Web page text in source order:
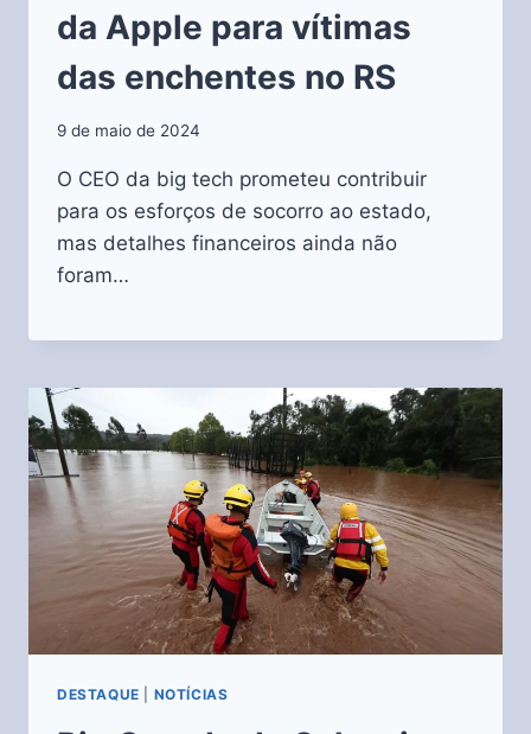
da Apple para vítimas
das enchentes no RS
9 de maio de 2024
O CEO da big tech prometeu contribuir
para os esforços de socorro ao estado,
mas detalhes financeiros ainda não
foram…
DESTAQUE NOTÍCIAS